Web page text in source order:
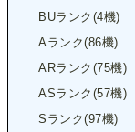
BUランク(4機)
Aランク(86機)
ARランク(75機)
ASランク(57機)
Sランク(97機)